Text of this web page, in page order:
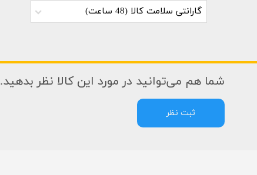
گارانتی سلامت کالا (48 ساعت)
شما هم می‌توانید در مورد این کالا نظر بدهید.
ثبت نظر